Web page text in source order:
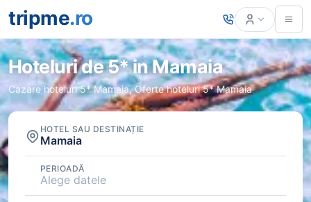
tripme.ro
Hoteluri de 5* in Mamaia
Cazare hoteluri 5* Mamaia, Oferte hoteluri 5* Mamaia
HOTEL SAU DESTINAȚIE
Mamaia
PERIOADĂ
Alege datele